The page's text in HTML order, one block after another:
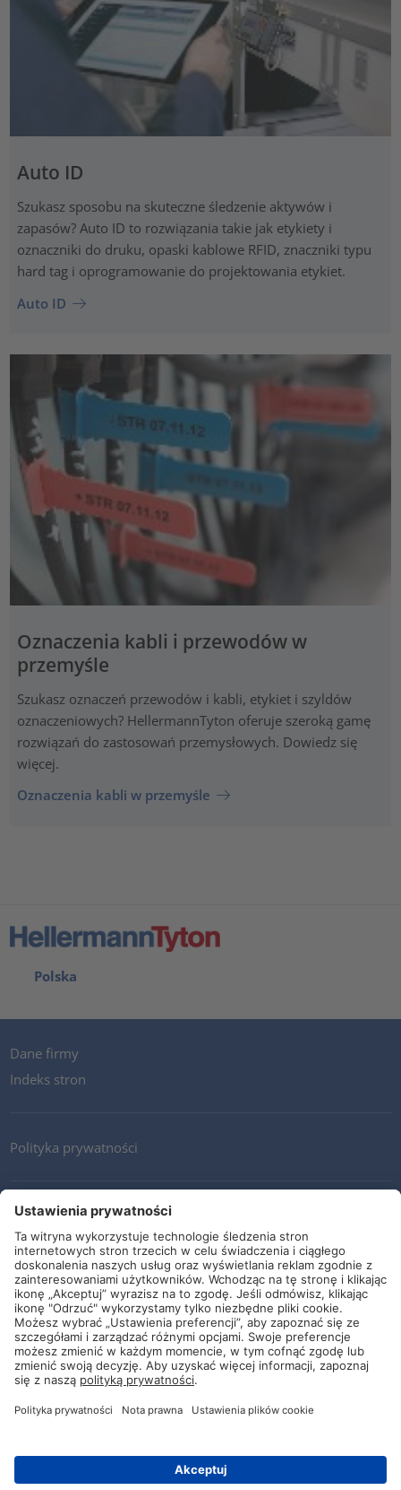
Auto ID
Szukasz sposobu na skuteczne śledzenie aktywów i
zapasów? Auto ID to rozwiązania takie jak etykiety i
oznaczniki do druku, opaski kablowe RFID, znaczniki typu
hard tag i oprogramowanie do projektowania etykiet.
Auto ID
Oznaczenia kabli i przewodów w
przemyśle
Szukasz oznaczeń przewodów i kabli, etykiet i szyldów
oznaczeniowych? HellermannTyton oferuje szeroką gamę
rozwiązań do zastosowań przemysłowych. Dowiedz się
więcej.
Oznaczenia kabli w przemyśle
Polska
Dane firmy
Indeks stron
Polityka prywatności
Kontakt
Newsletter
Ogólne warunki i dostawy
Wytyczne i zobowiązania
Media społecznościowe